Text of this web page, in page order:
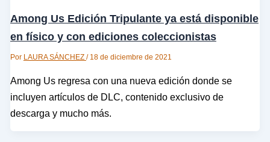
Among Us Edición Tripulante ya está disponible
en físico y con ediciones coleccionistas
Por LAURA SÁNCHEZ / 18 de diciembre de 2021
Among Us regresa con una nueva edición donde se
incluyen artículos de DLC, contenido exclusivo de
descarga y mucho más.